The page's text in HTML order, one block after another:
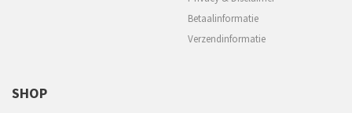
Betaalinformatie
Verzendinformatie
SHOP